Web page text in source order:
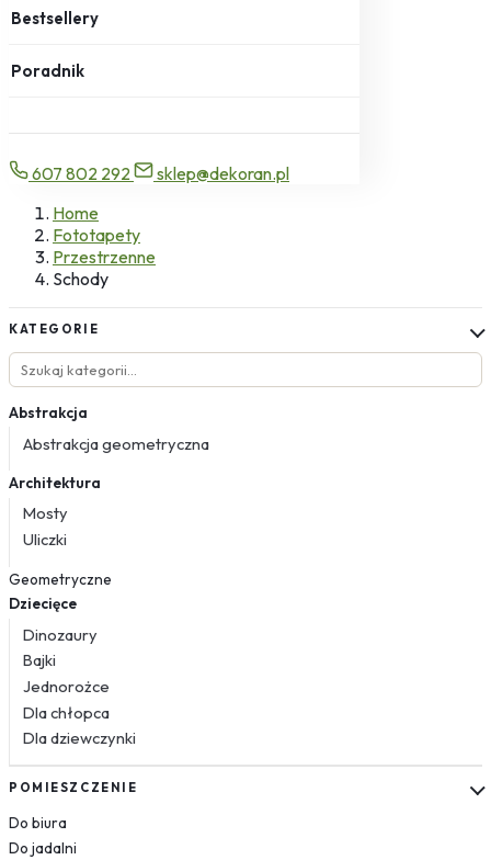
Bestsellery
Poradnik
607 802 292
sklep@dekoran.pl
Home
Fototapety
Przestrzenne
Schody
KATEGORIE
Abstrakcja
Abstrakcja geometryczna
Architektura
Mosty
Uliczki
Geometryczne
Dziecięce
Dinozaury
Bajki
Jednorożce
Dla chłopca
Dla dziewczynki
Kosmos
Krajobrazy
POMIESZCZENIE
Do biura
Do jadalni